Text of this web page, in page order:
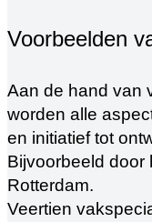
Voorbeelden
Aan de hand van
worden alle
en initiatief tot
Bijvoorbeeld door
Rotterdam.
Veertien